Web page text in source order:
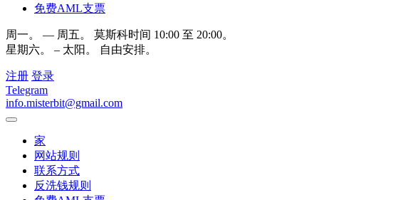
免费AML支票
周一。 — 周五。 莫斯科时间 10:00 至 20:00。
星期六。 – 太阳。 自由安排。
注册 登录
Telegram
info.misterbit@gmail.com
家
网站规则
联系方式
反洗钱规则